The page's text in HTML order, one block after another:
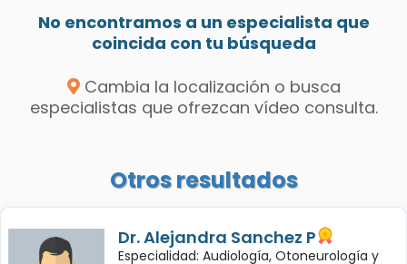
No encontramos a un especialista que
coincida con tu búsqueda
Cambia la localización o busca
especialistas que ofrezcan vídeo consulta.
Otros resultados
Dr. Alejandra Sanchez P
Especialidad: Audiología, Otoneurología y